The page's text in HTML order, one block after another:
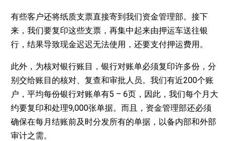
有些客户还将纸质支票直接寄到我们资金管理部。接下
来，我们要复印这些支票，再集中起来由押运车送往银
行，结果导致现金迟迟无法使用，还要支付押运费用。
此外，为核对银行账目，银行对账单必须复印许多份，分
别交给账目的核对、复查和审批人员。我们有近200个账
户，平均每份银行对账单有5 – 6页，因此，我们每个月大
约要复印和处理9,000张单据。而且，资金管理部还必须
确保在每月结账前及时分发所有的单据，以备内部和外部
审计之需。